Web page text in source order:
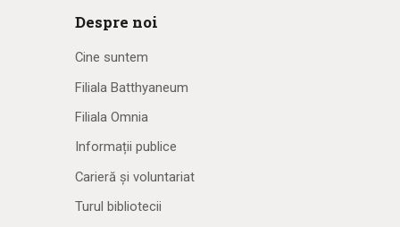
Despre noi
Cine suntem
Filiala Batthyaneum
Filiala Omnia
Informații publice
Carieră și voluntariat
Turul bibliotecii